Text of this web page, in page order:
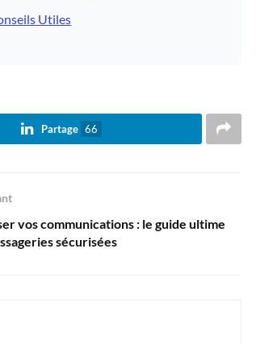
Utiles
Partage 66
vos communications : le guide ultime
sécurisées